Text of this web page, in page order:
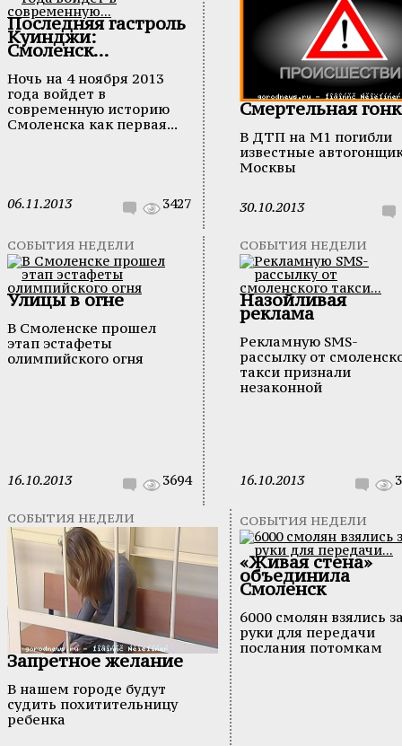
Последняя гастроль
Куинджи:
Смоленск...
Ночь на 4 ноября 2013
года войдет в
современную историю
Смоленска как первая...
06.11.2013 3427
Смертельная
В ДТП на М1 погибли
известные
Москвы
30.10.2013
СОБЫТИЯ НЕДЕЛИ
Улицы в огне
В Смоленске прошел
этап эстафеты
олимпийского огня
16.10.2013 3694
СОБЫТИЯ НЕДЕЛИ
Назойливая
реклама
Рекламную SMS-
рассылку от
такси признали
незаконной
16.10.2013
СОБЫТИЯ НЕДЕЛИ
Запретное желание
В нашем городе будут
судить похитительницу
ребенка
СОБЫТИЯ НЕДЕЛИ
«Живая стена»
объединила
Смоленск
6000 смолян взялись
руки для передачи
послания потомкам